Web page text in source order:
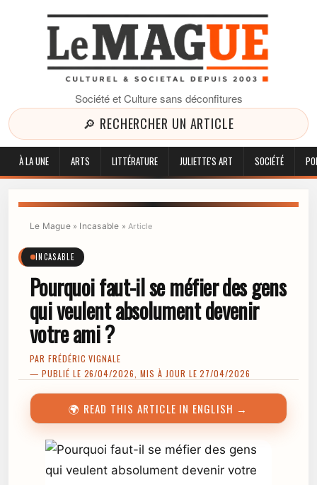
Société et Culture sans déconfitures
🔎 RECHERCHER UN ARTICLE
À LA UNE ARTS LITTÉRATURE JULIETTE'S ART SOCIÉTÉ
Le Mague» Incasable »Article
INCASABLE
Pourquoi faut-il se méfier des gens
qui veulent absolument devenir
votre ami ?
PAR FRÉDÉRIC VIGNALE
— PUBLIÉ LE 26/04/2026, MIS À JOUR LE 27/04/2026
🌍 READ THIS ARTICLE IN ENGLISH →